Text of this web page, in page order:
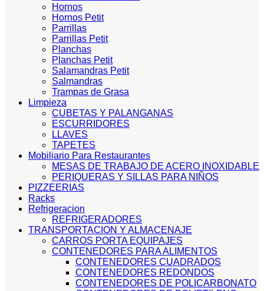
Hornos
Hornos Petit
Parrillas
Parrillas Petit
Planchas
Planchas Petit
Salamandras Petit
Salmandras
Trampas de Grasa
Limpieza
CUBETAS Y PALANGANAS
ESCURRIDORES
LLAVES
TAPETES
Mobiliario Para Restaurantes
MESAS DE TRABAJO DE ACERO INOXIDABLE
PERIQUERAS Y SILLAS PARA NIÑOS
PIZZEERIAS
Racks
Refrigeracion
REFRIGERADORES
TRANSPORTACION Y ALMACENAJE
CARROS PORTA EQUIPAJES
CONTENEDORES PARA ALIMENTOS
CONTENEDORES CUADRADOS
CONTENEDORES REDONDOS
CONTENEDORES DE POLICARBONATO